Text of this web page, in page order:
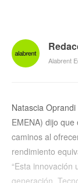
Alabrent
Natascia
EMENA) dijo
caminos al
rendimiento
“Esta innovación